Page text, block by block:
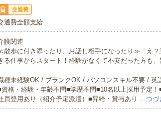
交通費
通費全額支給
護関連
散歩に付き添ったり、お話し相手になったり≫「え？
る仕事からスタート！経験がなくて不安だった方も
種未経験OK / ブランクOK / パソコンスキル不要 / 英
資格・経験・年齢不問■学歴不問■10名以上採用予定
員登用あり（紹介予定派遣）■昇給・賞与あり …つづ